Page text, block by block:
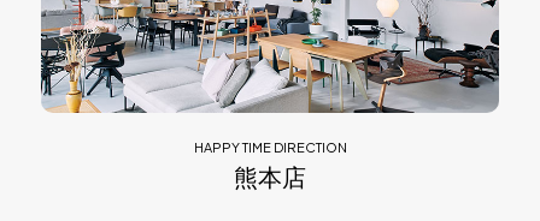
HAPPY TIME DIRECTION
熊本店